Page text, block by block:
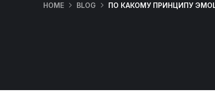
HOME BLOG ПО КАКОМУ ПРИНЦИПУ